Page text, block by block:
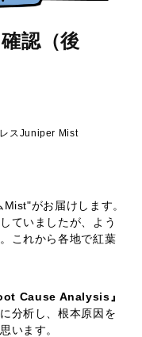
認（後
スJuniper Mist
がお届けします。
ていましたが、よう
これから各地で紅葉
Cause Analysis』
分析し、根本原因を
います。